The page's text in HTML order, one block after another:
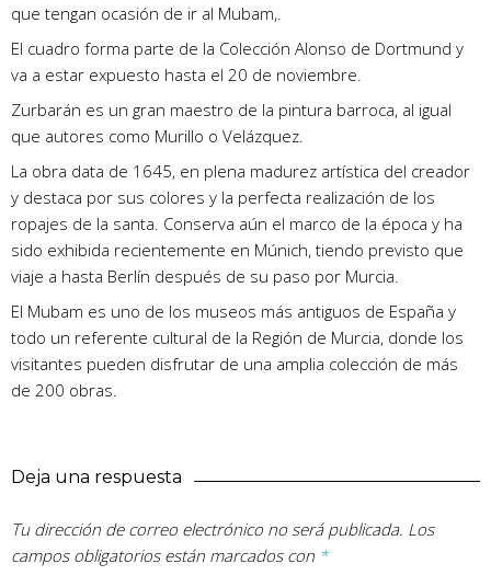
que tengan ocasión de ir al Mubam,.
El cuadro forma parte de la Colección Alonso de Dortmund y
va a estar expuesto hasta el 20 de noviembre.
Zurbarán es un gran maestro de la pintura barroca, al igual
que autores como Murillo o Velázquez.
La obra data de 1645, en plena madurez artística del creador
y destaca por sus colores y la perfecta realización de los
ropajes de la santa. Conserva aún el marco de la época y ha
sido exhibida recientemente en Múnich, tiendo previsto que
viaje a hasta Berlín después de su paso por Murcia.
El Mubam es uno de los museos más antiguos de España y
todo un referente cultural de la Región de Murcia, donde los
visitantes pueden disfrutar de una amplia colección de más
de 200 obras.
Deja una respuesta
Tu dirección de correo electrónico no será publicada. Los
campos obligatorios están marcados con *